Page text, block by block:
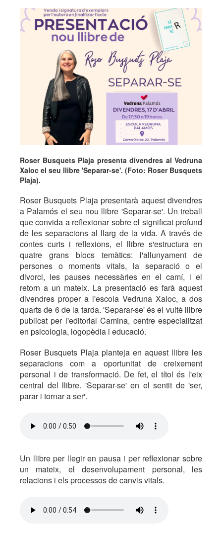
Roser Busquets Plaja presenta divendres al Vedruna
Xaloc el seu llibre 'Separar-se'. (Foto: Roser Busquets
Plaja).
Roser Busquets Plaja presentarà aquest divendres
a Palamós el seu nou llibre 'Separar-se'. Un treball
que convida a reflexionar sobre el significat profund
de les separacions al llarg de la vida. A través de
contes curts i reflexions, el llibre s'estructura en
quatre grans blocs temàtics: l'allunyament de
persones o moments vitals, la separació o el
divorci, les pauses necessàries en el camí, i el
retorn a un mateix. La presentació es farà aquest
divendres proper a l'escola Vedruna Xaloc, a dos
quarts de 6 de la tarda. 'Separar-se' és el vuitè llibre
publicat per l'editorial Camina, centre especialitzat
en psicologia, logopèdia i educació.
Roser Busquets Plaja planteja en aquest llibre les
separacions com a oportunitat de creixement
personal i de transformació. De fet, el títol és l'eix
central del llibre. 'Separar-se' en el sentit de 'ser,
parar i tornar a ser'.
Un llibre per llegir en pausa i per reflexionar sobre
un mateix, el desenvolupament personal, les
relacions i els processos de canvis vitals.